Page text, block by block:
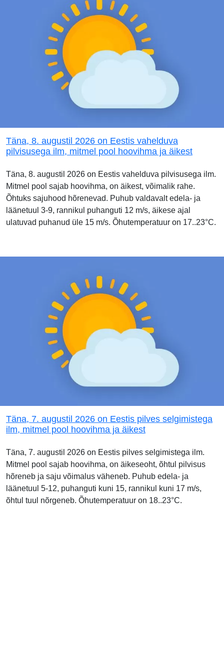
Täna, 8. augustil 2026 on Eestis vahelduva
pilvisusega ilm, mitmel pool hoovihma ja äikest
Täna, 8. augustil 2026 on Eestis vahelduva pilvisusega ilm.
Mitmel pool sajab hoovihma, on äikest, võimalik rahe.
Õhtuks sajuhood hõrenevad. Puhub valdavalt edela- ja
läänetuul 3-9, rannikul puhanguti 12 m/s, äikese ajal
ulatuvad puhanud üle 15 m/s. Õhutemperatuur on 17..23°C.
Täna, 7. augustil 2026 on Eestis pilves selgimistega
ilm, mitmel pool hoovihma ja äikest
Täna, 7. augustil 2026 on Eestis pilves selgimistega ilm.
Mitmel pool sajab hoovihma, on äikeseoht, õhtul pilvisus
hõreneb ja saju võimalus väheneb. Puhub edela- ja
läänetuul 5-12, puhanguti kuni 15, rannikul kuni 17 m/s,
õhtul tuul nõrgeneb. Õhutemperatuur on 18..23°C.